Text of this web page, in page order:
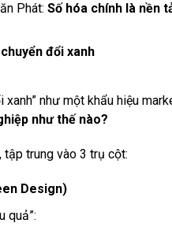
Phát: Số hóa chính là nền
đổi xanh
như một khẩu hiệu
như thế nào?
, tập trung vào 3 trụ cột:
Design)
quả”: